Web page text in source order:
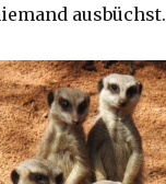
ausbüchst.